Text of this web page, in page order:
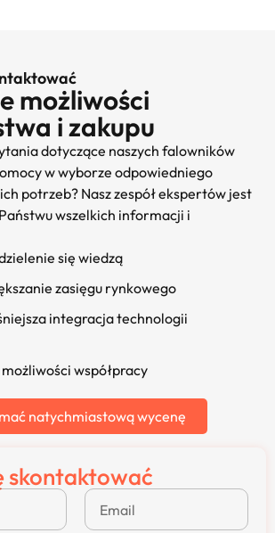
możliwości
i zakupu
dotyczące naszych falowników
w wyborze odpowiedniego
potrzeb? Nasz zespół ekspertów jest
wszelkich informacji i
się wiedzą
zasięgu rynkowego
integracja technologii
współpracy
natychmiastową wycenę
skontaktować